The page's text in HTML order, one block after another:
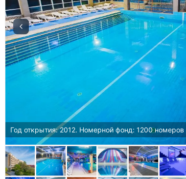
Год открытия: 2012. Номерной фонд: 1200 номеров